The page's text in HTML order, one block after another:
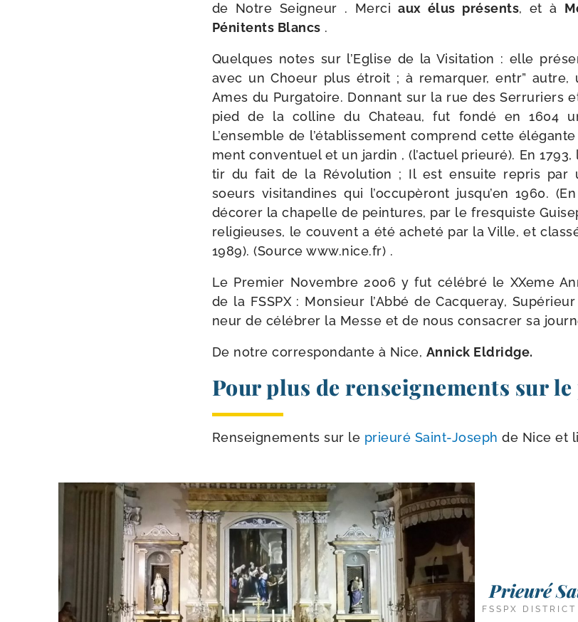
de Notre Seigneur . Merciaux élus pré­sents, et à
Pénitents Blancs .
Quelques notes sur l’Eglise de la Visitation : elle
avec un Choeur plus étroit ; à remar­quer, entr” autre,
Ames du Purgatoire. Donnant sur la rue des Serruriers
pied de la col­line du Chateau, fut fon­dé en 1604
L’ensemble de l’é­ta­blis­se­ment com­prend cette
ment conven­tuel et un jar­din , (l’ac­tuel prieu­ré). En
tir du fait de la Révolution ; Il est ensuite repris par
soeurs visi­tan­dines qui l’oc­cu­pè­ront jus­qu’en 1960.
déco­rer la cha­pelle de pein­tures, par le fres­quiste
reli­gieuses, le couvent a été ache­té par la Ville, et
1989). (Source www​.nice​.fr) .
Le Premier Novembre 2006 y fut célé­bré le XXeme
de la FSSPX : Monsieur l’Abbé de Cacqueray,
neur de célé­brer la Messe et de nous consa­crer sa
De notre cor­res­pon­dante à Nice, Annick Eldridge.
Pour plus de renseignements sur
Renseignements sur le prieu­ré Saint-​Joseph de Nice et
Prieuré
FSSPX